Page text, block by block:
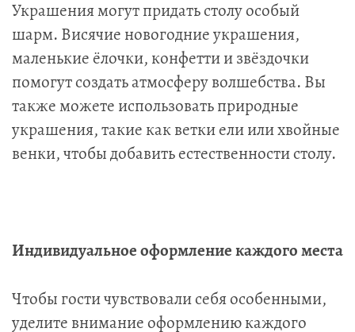
Украшения могут придать столу особый
шарм. Висячие новогодние украшения,
маленькие ёлочки, конфетти и звёздочки
помогут создать атмосферу волшебства. Вы
также можете использовать природные
украшения, такие как ветки ели или хвойные
венки, чтобы добавить естественности столу.
Индивидуальное оформление каждого места
Чтобы гости чувствовали себя особенными,
уделите внимание оформлению каждого